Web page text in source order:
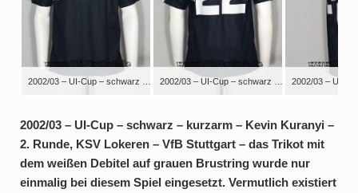
2002/03 – UI-Cup – schwarz – kurzarm – Kevin Kuranyi –
2. Runde, KSV Lokeren – VfB Stuttgart – das Trikot mit
dem weißen Debitel auf grauen Brustring wurde nur
einmalig bei diesem Spiel eingesetzt. Vermutlich existiert